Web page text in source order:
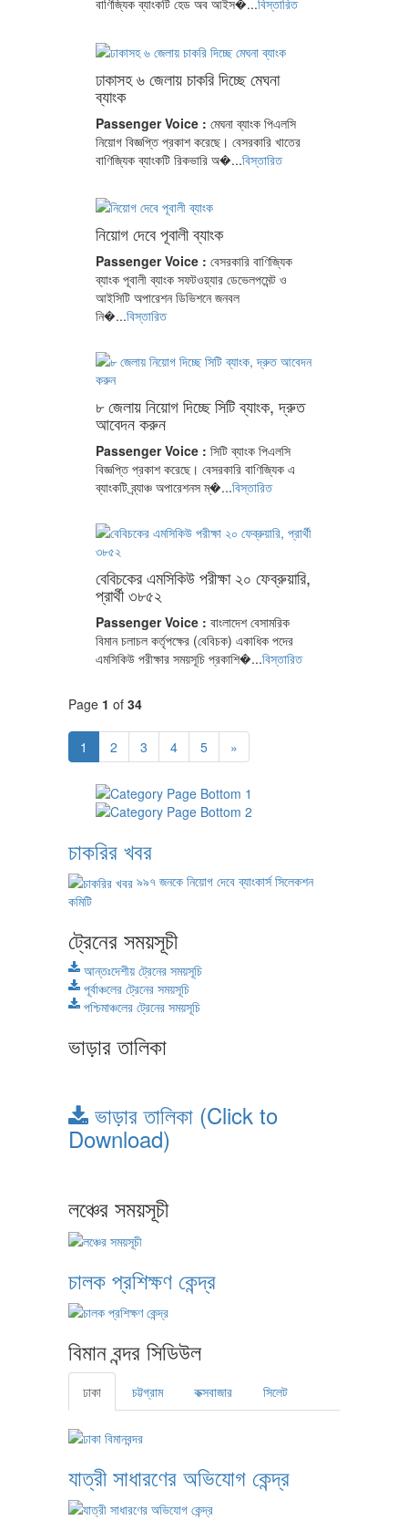
বাণিজ্যিক ব্যাংকটি হেড অব আইস�...বিস্তারিত
ঢাকাসহ ৬ জেলায় চাকরি দিচ্ছে মেঘনা
ব্যাংক
Passenger Voice : মেঘনা ব্যাংক পিএলসি
নিয়োগ বিজ্ঞপ্তি প্রকাশ করেছে। বেসরকারি খাতের
বাণিজ্যিক ব্যাংকটি রিকভারি অ�...বিস্তারিত
নিয়োগ দেবে পূবালী ব্যাংক
Passenger Voice : বেসরকারি বাণিজ্যিক
ব্যাংক পূবালী ব্যাংক সফটওয়্যার ডেভেলপমেন্ট ও
আইসিটি অপারেশন ডিভিশনে জনবল
নি�...বিস্তারিত
৮ জেলায় নিয়োগ দিচ্ছে সিটি ব্যাংক, দ্রুত
আবেদন করুন
Passenger Voice : সিটি ব্যাংক পিএলসি
বিজ্ঞপ্তি প্রকাশ করেছে। বেসরকারি বাণিজ্যিক এ
ব্যাংকটি ব্র্যাঞ্চ অপারেশনস ম্�...বিস্তারিত
বেবিচকের এমসিকিউ পরীক্ষা ২০ ফেব্রুয়ারি,
প্রার্থী ৩৮৫২
Passenger Voice : বাংলাদেশ বেসামরিক
বিমান চলাচল কর্তৃপক্ষের (বেবিচক) একাধিক পদের
এমসিকিউ পরীক্ষার সময়সূচি প্রকাশি�...বিস্তারিত
Page 1 of 34
1 2 3 4 5 »
চাকরির খবর
৯৯৭ জনকে নিয়োগ দেবে ব্যাংকার্স সিলেকশন
কমিটি
ট্রেনের সময়সূচী
আন্তঃদেশীয় ট্রেনের সময়সূচি
পূর্বাঞ্চলের ট্রেনের সময়সূচি
পশ্চিমাঞ্চলের ট্রেনের সময়সূচি
ভাড়ার তালিকা
ভাড়ার তালিকা (Click to
Download)
লঞ্চের সময়সূচী
চালক প্রশিক্ষণ কেন্দ্র
বিমান বন্দর সিডিউল
ঢাকা চট্টগ্রাম কক্সবাজার সিলেট
যাত্রী সাধারণের অভিযোগ কেন্দ্র